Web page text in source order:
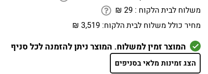
משלוח לבית הלקוח :
₪ 29
מחיר כולל משלוח לבית הלקוח: 3,519 ₪
המוצר זמין למשלוח. המוצר ניתן להזמנה לכל סניף
הצג זמינות מלאי בסניפים